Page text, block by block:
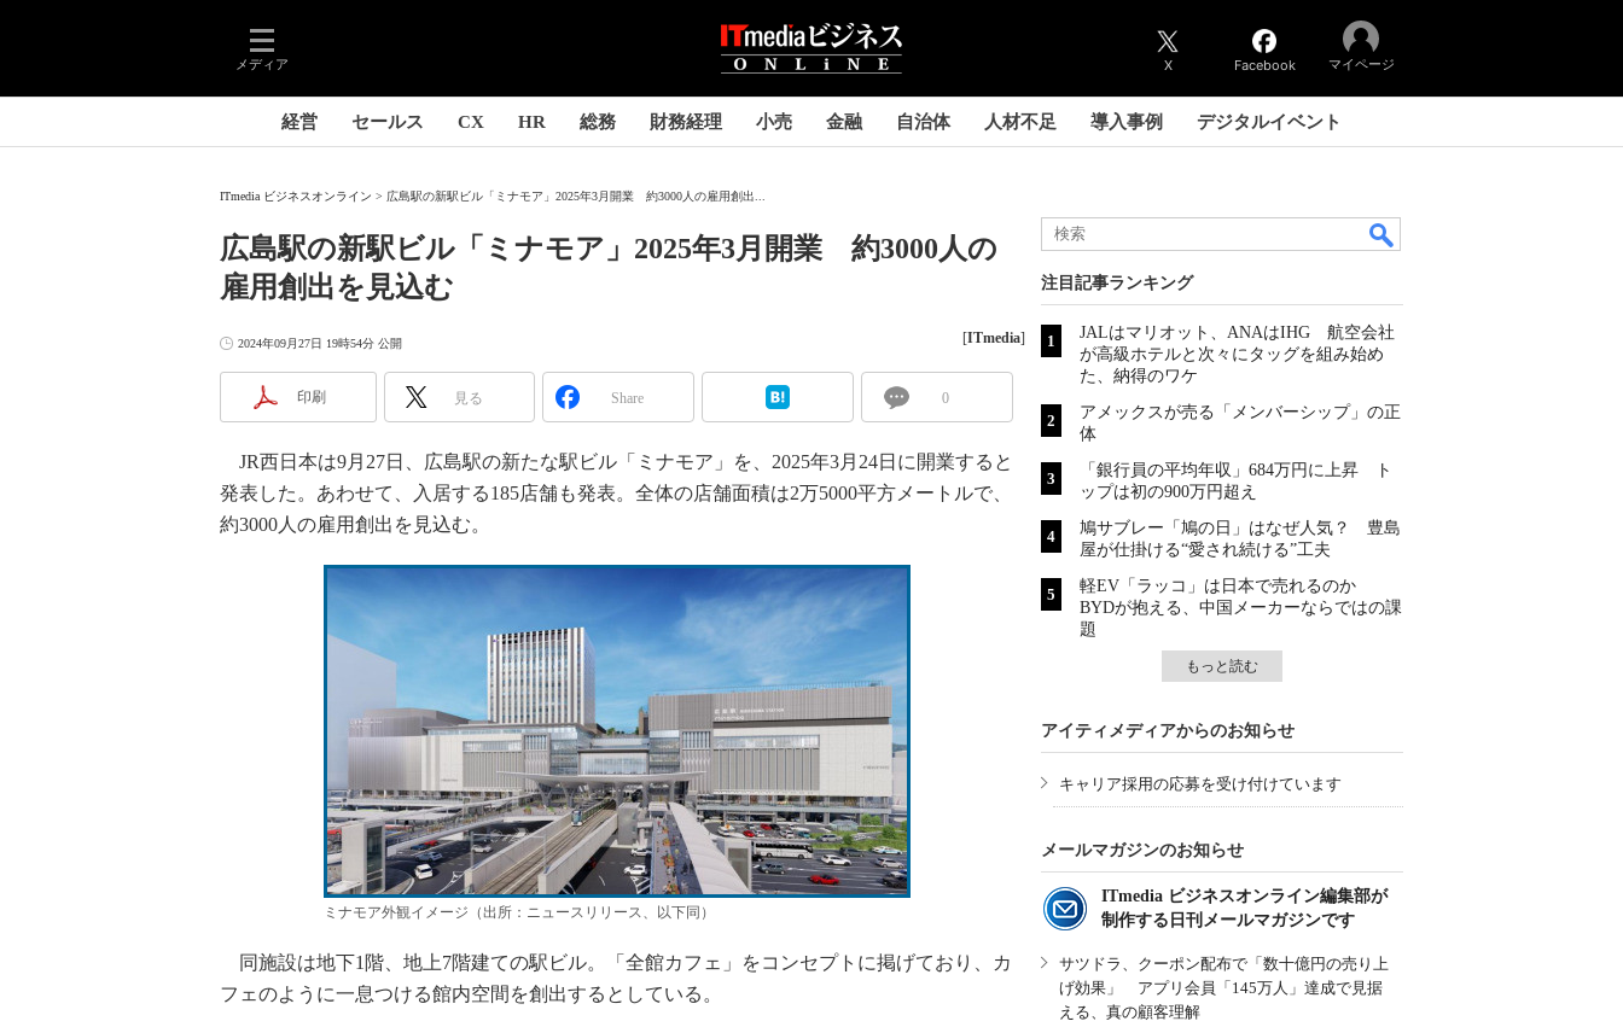
メディア X Facebook マイページ
経営 セールス CX HR 総務 財務経理 小売 金融 自治体 人材不足 導入事例 デジタルイベント
ITmedia ビジネスオンライン 広島駅の新駅ビル「ミナモア」2025年3月開業 約3000人の雇用創出...
広島駅の新駅ビル「ミナモア」2025年3月開業 約3000人の
雇用創出を見込む
2024年09月27日 19時54分 公開 [ITmedia]
印刷 見る Share 0
JR西日本は9月27日、広島駅の新たな駅ビル「ミナモア」を、2025年3月24日に開業すると
発表した。あわせて、入居する185店舗も発表。全体の店舗面積は2万5000平方メートルで、
約3000人の雇用創出を見込む。
ミナモア外観イメージ（出所：ニュースリリース、以下同）
同施設は地下1階、地上7階建ての駅ビル。「全館カフェ」をコンセプトに掲げており、カ
フェのように一息つける館内空間を創出するとしている。
注目記事ランキング
JALはマリオット、ANAはIHG 航空会社
が高級ホテルと次々にタッグを組み始め
た、納得のワケ
アメックスが売る「メンバーシップ」の正
体
「銀行員の平均年収」684万円に上昇 ト
ップは初の900万円超え
鳩サブレー「鳩の日」はなぜ人気？ 豊島
屋が仕掛ける“愛され続ける”工夫
軽EV「ラッコ」は日本で売れるのか
BYDが抱える、中国メーカーならではの課
題
もっと読む
アイティメディアからのお知らせ
キャリア採用の応募を受け付けています
メールマガジンのお知らせ
ITmedia ビジネスオンライン編集部が
制作する日刊メールマガジンです
サツドラ、クーポン配布で「数十億円の売り上
げ効果」 アプリ会員「145万人」達成で見据
える、真の顧客理解